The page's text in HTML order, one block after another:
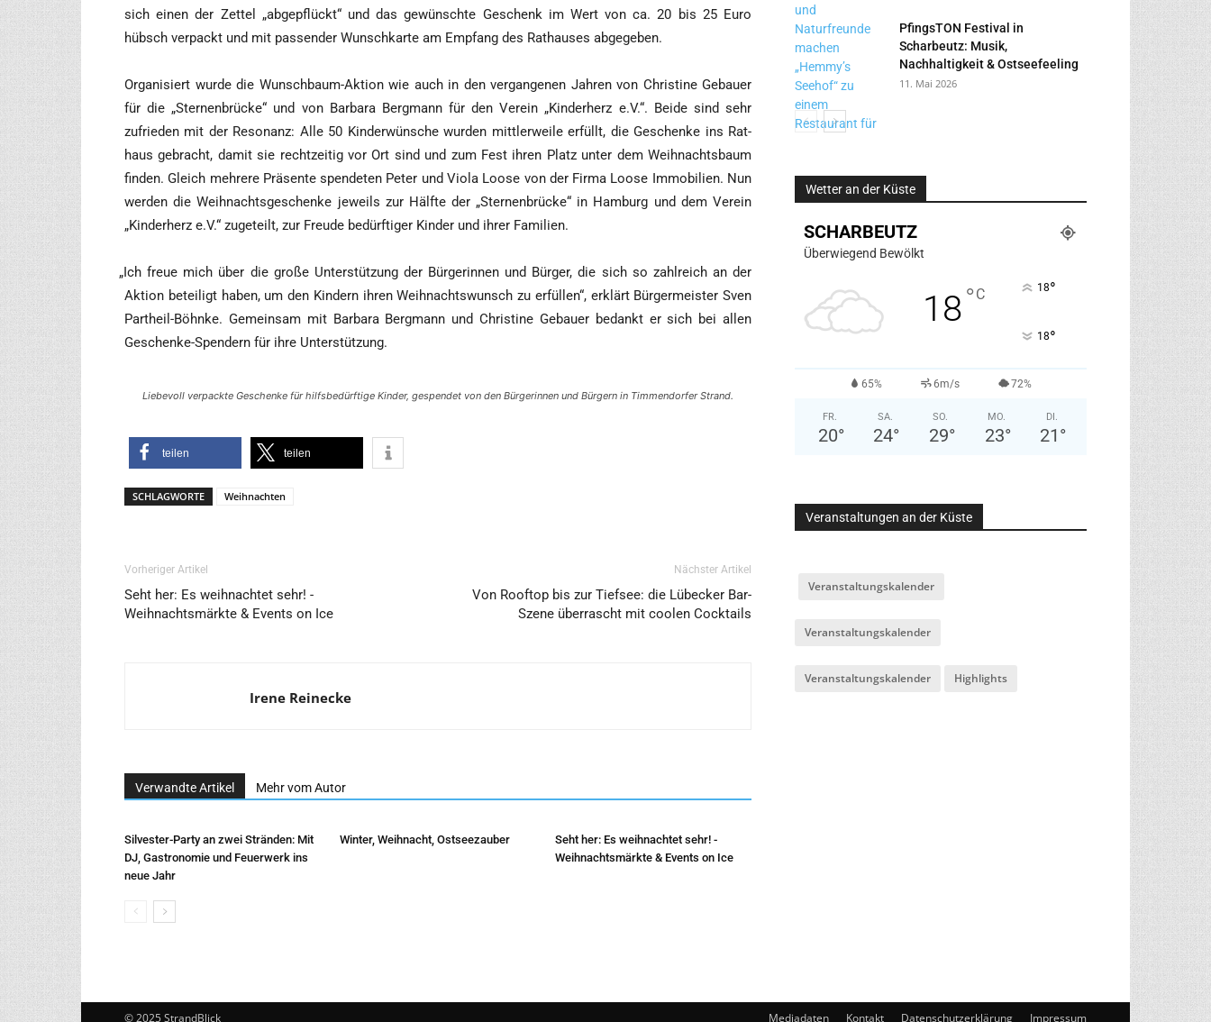
sich einen der Zet­tel „abge­pflückt“ und das gewünsch­te Geschenk im Wert von ca. 20 bis 25 Euro
hübsch ver­packt und mit pas­sen­der Wunsch­kar­te am Emp­fang des Rat­hau­ses abgegeben.
Orga­ni­siert wur­de die Wunsch­baum-Akti­on wie auch in den ver­gan­ge­nen Jah­ren von Chris­ti­ne Gebau­er
für die „Ster­nen­brü­cke“ und von Bar­ba­ra Berg­mann für den Ver­ein „Kin­der­herz e.V.“. Bei­de sind sehr
zufrie­den mit der Reso­nanz: Alle 50 Kin­der­wün­sche wur­den mitt­ler­wei­le erfüllt, die Geschen­ke ins Rat­
haus gebracht, damit sie recht­zei­tig vor Ort sind und zum Fest ihren Platz unter dem Weih­nachts­baum
fin­den. Gleich meh­re­re Prä­sen­te spen­de­ten Peter und Vio­la Loo­se von der Fir­ma Loo­se Immo­bi­li­en. Nun
wer­den die Weih­nachts­ge­schen­ke jeweils zur Hälf­te der „Ster­nen­brü­cke“ in Ham­burg und dem Ver­ein
„Kin­der­herz e.V.“ zuge­teilt, zur Freu­de bedürf­ti­ger Kin­der und ihrer Familien.
„Ich freue mich über die gro­ße Unter­stüt­zung der Bür­ge­rin­nen und Bür­ger, die sich so zahl­reich an der
Akti­on betei­ligt haben, um den Kin­dern ihren Weih­nachts­wunsch zu erfül­len“, erklärt Bür­ger­meis­ter Sven
Par­t­heil-Böhn­ke. Gemein­sam mit Bar­ba­ra Berg­mann und Chris­ti­ne Gebau­er bedankt er sich bei allen
Geschen­ke-Spen­dern für ihre Unterstützung.
Lie­be­voll ver­pack­te Geschen­ke für hilfs­be­dürf­ti­ge Kin­der, gespen­det von den Bür­ge­rin­nen und Bür­gern in Tim­men­dor­fer Strand.
tei­len tei­len
SCHLAGWORTE Weihnachten
Vorheriger Artikel
Seht her: Es weihnachtet sehr! -
Weihnachtsmärkte & Events on Ice
Nächster Artikel
Von Rooftop bis zur Tiefsee: die Lübecker Bar-
Szene überrascht mit coolen Cocktails
Irene Reinecke
Verwandte Artikel Mehr vom Autor
Silvester-Party an zwei Stränden: Mit
DJ, Gastronomie und Feuerwerk ins
neue Jahr
Winter, Weihnacht, Ostseezauber
Seht her: Es weihnachtet sehr! -
Weihnachtsmärkte & Events on Ice
PfingsTON Festival in
Scharbeutz: Musik,
Nachhaltigkeit & Ostseefeeling
11. Mai 2026
Wetter an der Küste
SCHARBEUTZ
Überwiegend Bewölkt
18°C 18°
18°
65% 6m/s 72%
FR.
20°
SA.
24°
SO.
29°
MO.
23°
DI.
21 °
Veranstaltungen an der Küste
Veranstaltungskalender
Veranstaltungskalender
Veranstaltungskalender Highlights
Mediadaten Kontakt Datenschutzerklärung Impressum
© 2025 StrandBlick